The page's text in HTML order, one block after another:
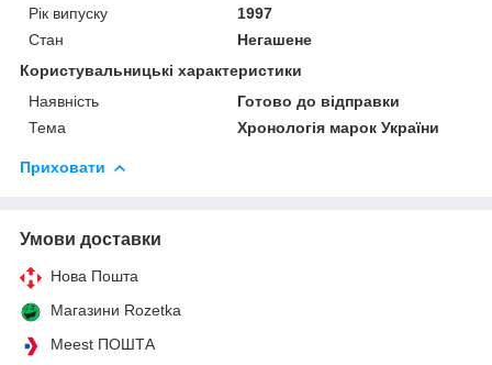
Рік випуску
1997
Стан
Негашене
Користувальницькі характеристики
Наявність
Готово до відправки
Тема
Хронологія марок України
Приховати
Умови доставки
Нова Пошта
Магазини Rozetka
Meest ПОШТА